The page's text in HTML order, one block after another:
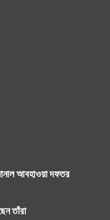
আবহাওয়া দফতর
তাঁরা